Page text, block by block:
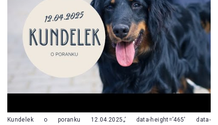
Kundelek o poranku 12.04.2025„’ data-height=’465′ data-